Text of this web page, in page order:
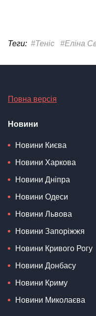
Теги: #Теніс #Еліна
Повна версія
Новини
Новини Києва
Новини Харкова
Новини Дніпра
Новини Одеси
Новини Львова
Новини Запоріжжя
Новини Кривого Рогу
Новини Донбасу
Новини Криму
Новини Миколаєва